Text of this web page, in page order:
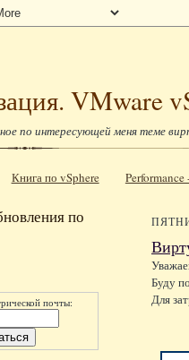
VMware
по интересующей меня теме
Книга по vSphere
по
почты:
Буду
Для